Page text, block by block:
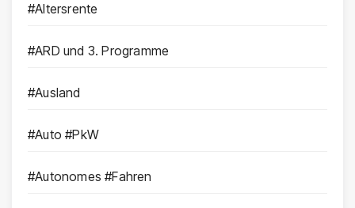
#Altersrente
#ARD und 3. Programme
#Ausland
#Auto #PkW
#Autonomes #Fahren